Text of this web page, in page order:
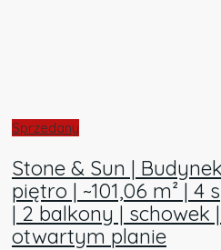
Sprzedany
Stone & Sun |
piętro | ~101,06 m² | 4
| 2 balkony | schowek
otwartym planie